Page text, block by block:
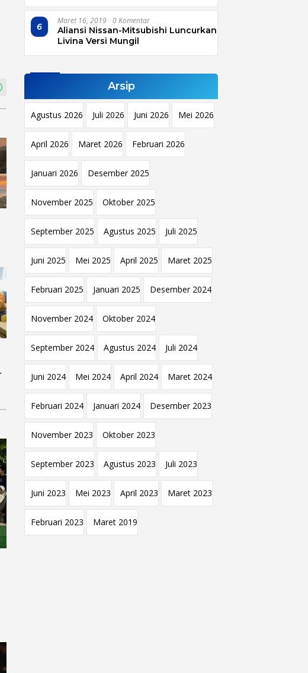
6
Maret 16, 2019 0 Komentar
Aliansi Nissan-Mitsubishi Luncurkan
Livina Versi Mungil
Arsip
Agustus 2026 Juli 2026 Juni 2026 Mei 2026
April 2026 Maret 2026 Februari 2026
Januari 2026 Desember 2025
November 2025 Oktober 2025
September 2025 Agustus 2025 Juli 2025
Juni 2025 Mei 2025 April 2025 Maret 2025
Februari 2025 Januari 2025 Desember 2024
November 2024 Oktober 2024
September 2024 Agustus 2024 Juli 2024
Juni 2024 Mei 2024 April 2024 Maret 2024
Februari 2024 Januari 2024 Desember 2023
November 2023 Oktober 2023
September 2023 Agustus 2023 Juli 2023
Juni 2023 Mei 2023 April 2023 Maret 2023
Februari 2023 Maret 2019